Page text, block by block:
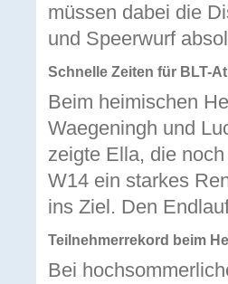
müssen dabei die
und Speerwurf
Schnelle Zeiten für BLT-
Beim heimischen
Waegeningh und
zeigte Ella, die
W14 ein starkes
ins Ziel. Den
Teilnehmerrekord beim
Bei